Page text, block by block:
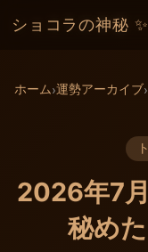
ショコラの神秘 ✨
ホーム›運勢アーカイブ›
2026年7
秘め